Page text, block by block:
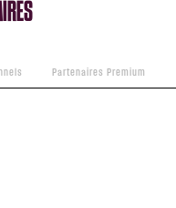
Partenaires Premium